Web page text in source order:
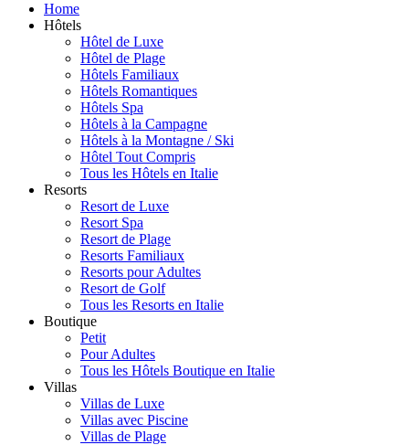
Home
Hôtels
Hôtel de Luxe
Hôtel de Plage
Hôtels Familiaux
Hôtels Romantiques
Hôtels Spa
Hôtels à la Campagne
Hôtels à la Montagne / Ski
Hôtel Tout Compris
Tous les Hôtels en Italie
Resorts
Resort de Luxe
Resort Spa
Resort de Plage
Resorts Familiaux
Resorts pour Adultes
Resort de Golf
Tous les Resorts en Italie
Boutique
Petit
Pour Adultes
Tous les Hôtels Boutique en Italie
Villas
Villas de Luxe
Villas avec Piscine
Villas de Plage